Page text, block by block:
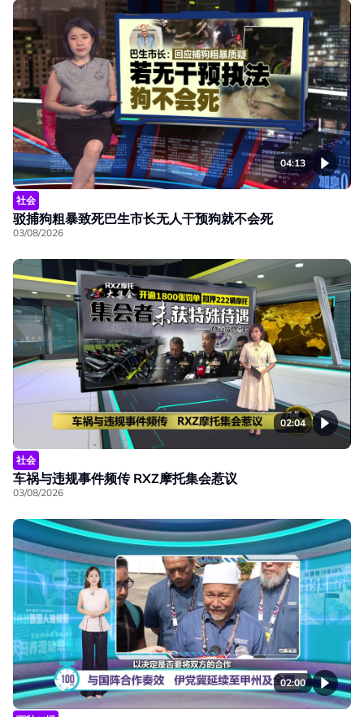
04:13
社会
驳捕狗粗暴致死巴生市长无人干预狗就不会死
03/08/2026
02:04
社会
车祸与违规事件频传 RXZ摩托集会惹议
03/08/2026
02:00